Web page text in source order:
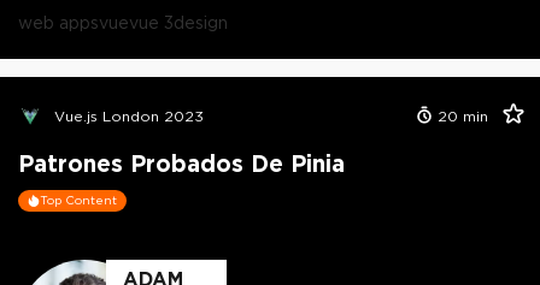
web appsvuevue 3design
Vue.js London 2023 20 min
Patrones Probados De Pinia
Top Content
ADAM